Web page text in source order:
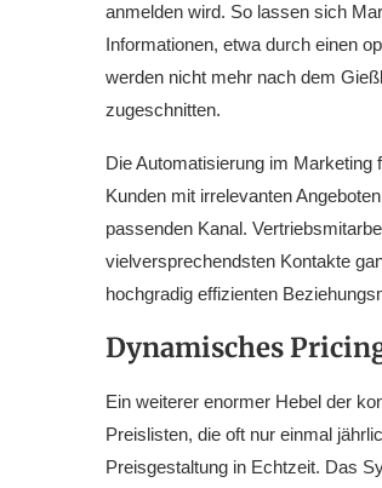
anmelden wird. So lassen sich
Informationen, etwa durch einen
werden nicht mehr nach dem
zugeschnitten.
Die Automatisierung im Marketing
Kunden mit irrelevanten
passenden Kanal.
vielversprechendsten Kontakte
hochgradig effizienten
Dynamisches
Ein weiterer enormer Hebel der
Preislisten, die oft nur einmal
Preisgestaltung in Echtzeit. Das